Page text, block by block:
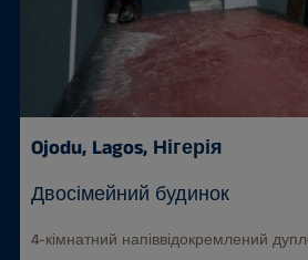
Ojodu, Lagos, Нігерія
Двосімейний будинок
4-кімнатний напіввідокремлений